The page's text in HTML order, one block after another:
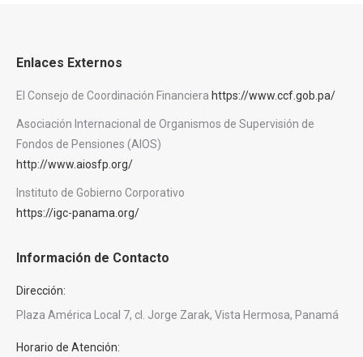
Enlaces Externos
El Consejo de Coordinación Financiera https://www.ccf.gob.pa/
Asociación Internacional de Organismos de Supervisión de
Fondos de Pensiones (AIOS)
http://www.aiosfp.org/
Instituto de Gobierno Corporativo
https://igc-panama.org/
Información de Contacto
Dirección:
Plaza América Local 7, cl. Jorge Zarak, Vista Hermosa, Panamá
Horario de Atención: